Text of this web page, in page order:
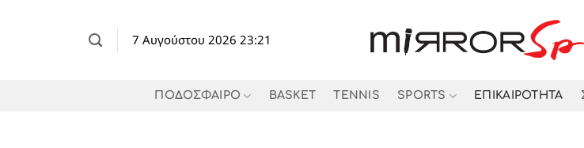
7 Αυγούστου 2026 23:21
ΠΟΔΟΣΦΑΙΡΟ BASKET TENNIS SPORTS ΕΠΙΚΑΙΡΟΤΗΤΑ